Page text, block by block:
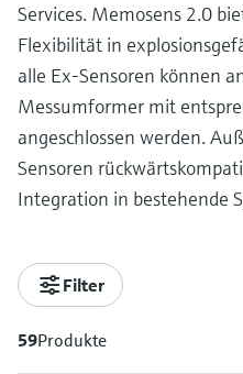
Services. Memosens 2.0
Flexibilität in
alle Ex-Sensoren können
Messumformer mit
angeschlossen werden.
Sensoren
Integration in bestehende
Filter
59Produkte